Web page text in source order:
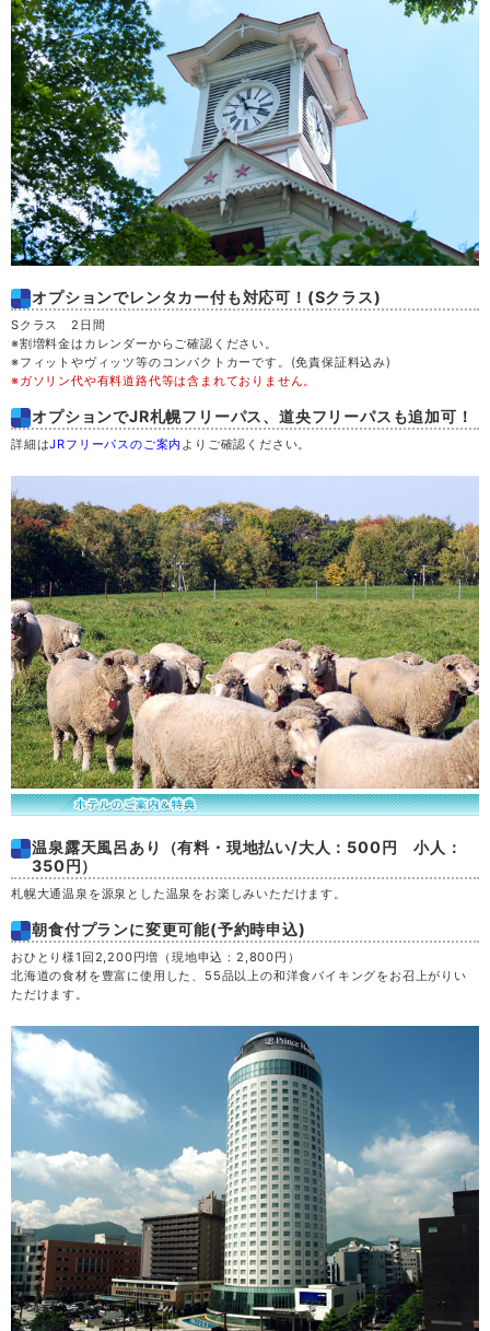
日 23
月 24
火 25
水 26
金 28
土 29
日 30
月 31
オプションでレンタカー付も対応可！(Sクラス)
Sクラス 2日間
※割増料金はカレンダーからご確認ください。
※フィットやヴィッツ等のコンパクトカーです。(免責保証料込み)
※ガソリン代や有料道路代等は含まれておりません。
オプションでJR札幌フリーパス、道央フリーパスも追加可！
詳細はJRフリーパスのご案内 よりご確認ください。
温泉露天風呂あり（有料・現地払い/大人：500円 小人：
350円）
札幌大通温泉を源泉とした温泉をお楽しみいただけます。
朝食付プランに変更可能(予約時申込)
おひとり様1回2,200円増（現地申込：2,800円）
北海道の食材を豊富に使用した、55品以上の和洋食バイキングをお召上がりい
ただけます。